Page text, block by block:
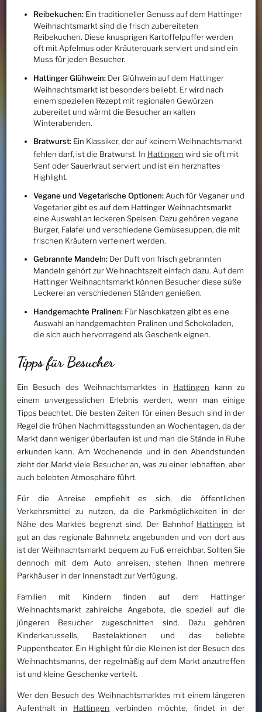
Reibekuchen:Ein traditioneller Genuss auf dem Hattinger
Weihnachtsmarkt sind die frisch zubereiteten
Reibekuchen. Diese knusprigen Kartoffelpuffer werden
oft mit Apfelmus oder Kräuterquark serviert und sind ein
Muss für jeden Besucher.
Hattinger Glühwein:Der Glühwein auf dem Hattinger
Weihnachtsmarkt ist besonders beliebt. Er wird nach
einem speziellen Rezept mit regionalen Gewürzen
zubereitet und wärmt die Besucher an kalten
Winterabenden.
Bratwurst:Ein Klassiker, der auf keinem Weihnachtsmarkt
fehlen darf, ist die Bratwurst. In Hattingen wird sie oft mit
Senf oder Sauerkraut serviert und ist ein herzhaftes
Highlight.
Vegane und Vegetarische Optionen:Auch für Veganer und
Vegetarier gibt es auf dem Hattinger Weihnachtsmarkt
eine Auswahl an leckeren Speisen. Dazu gehören vegane
Burger, Falafel und verschiedene Gemüsesuppen, die mit
frischen Kräutern verfeinert werden.
Gebrannte Mandeln:Der Duft von frisch gebrannten
Mandeln gehört zur Weihnachtszeit einfach dazu. Auf dem
Hattinger Weihnachtsmarkt können Besucher diese süße
Leckerei an verschiedenen Ständen genießen.
Handgemachte Pralinen:Für Naschkatzen gibt es eine
Auswahl an handgemachten Pralinen und Schokoladen,
die sich auch hervorragend als Geschenk eignen.
Tipps für Besucher
Ein Besuch des Weihnachtsmarktes in Hattingen kann zu
einem unvergesslichen Erlebnis werden, wenn man einige
Tipps beachtet. Die besten Zeiten für einen Besuch sind in der
Regel die frühen Nachmittagsstunden an Wochentagen, da der
Markt dann weniger überlaufen ist und man die Stände in Ruhe
erkunden kann. Am Wochenende und in den Abendstunden
zieht der Markt viele Besucher an, was zu einer lebhaften, aber
auch belebten Atmosphäre führt.
Für die Anreise empfiehlt es sich, die öffentlichen
Verkehrsmittel zu nutzen, da die Parkmöglichkeiten in der
Nähe des Marktes begrenzt sind. Der Bahnhof Hattingen ist
gut an das regionale Bahnnetz angebunden und von dort aus
ist der Weihnachtsmarkt bequem zu Fuß erreichbar. Sollten Sie
dennoch mit dem Auto anreisen, stehen Ihnen mehrere
Parkhäuser in der Innenstadt zur Verfügung.
Familien mit Kindern finden auf dem Hattinger
Weihnachtsmarkt zahlreiche Angebote, die speziell auf die
jüngeren Besucher zugeschnitten sind. Dazu gehören
Kinderkarussells, Bastelaktionen und das beliebte
Puppentheater. Ein Highlight für die Kleinen ist der Besuch des
Weihnachtsmanns, der regelmäßig auf dem Markt anzutreffen
ist und kleine Geschenke verteilt.
Wer den Besuch des Weihnachtsmarktes mit einem längeren
Aufenthalt in Hattingen verbinden möchte, findet in der